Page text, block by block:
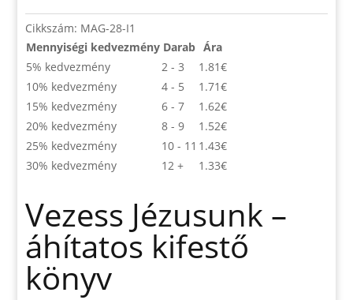
mennyiség
Cikkszám: MAG-28-I1
Mennyiségi kedvezmény Darab Ára
5% kedvezmény
2 - 3 1.81€
10% kedvezmény
4 - 5 1.71€
15% kedvezmény
6 - 7 1.62€
20% kedvezmény
8 - 9 1.52€
25% kedvezmény
10 - 11 1.43€
30% kedvezmény
12 + 1.33€
Vezess Jézusunk –
áhítatos kifestő
könyv